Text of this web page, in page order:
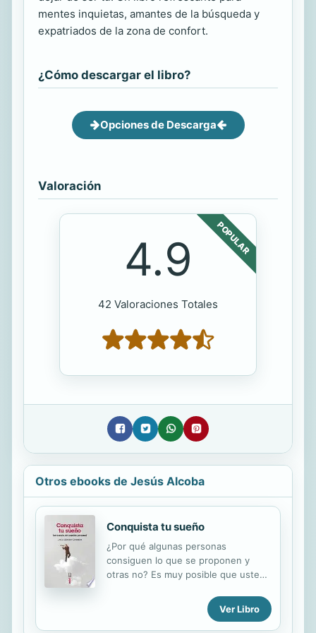
mentes inquietas, amantes de la búsqueda y
expatriados de la zona de confort.
¿Cómo descargar el libro?
Opciones de Descarga
Valoración
POPULAR
4.9
42 Valoraciones Totales
Otros ebooks de Jesús Alcoba
Conquista tu sueño
¿Por qué algunas personas
consiguen lo que se proponen y
otras no? Es muy posible que usted
tenemos objetivos en la vida, cosas
que quisiéramos lograr y sin
Ver Libro